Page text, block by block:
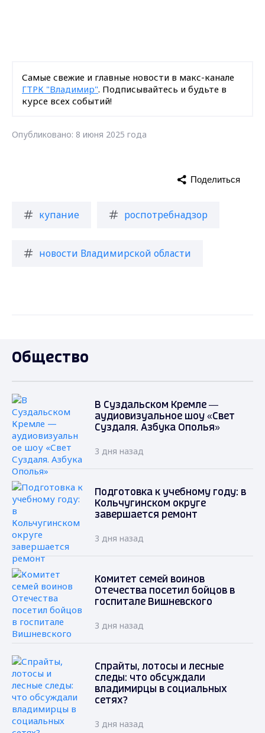
Самые свежие и главные новости в макс-канале
ГТРК "Владимир". Подписывайтесь и будьте в
курсе всех событий!
Опубликовано: 8 июня 2025 года
купание роспотребнадзор
новости Владимирской области
Поделиться
Общество
В Суздальском Кремле —
аудиовизуальное шоу «Свет
Суздаля. Азбука Ополья»
3 дня назад
Подготовка к учебному году: в
Кольчугинском округе
завершается ремонт
3 дня назад
Комитет семей воинов
Отечества посетил бойцов в
госпитале Вишневского
3 дня назад
Спрайты, лотосы и лесные
следы: что обсуждали
владимирцы в социальных
сетях?
3 дня назад